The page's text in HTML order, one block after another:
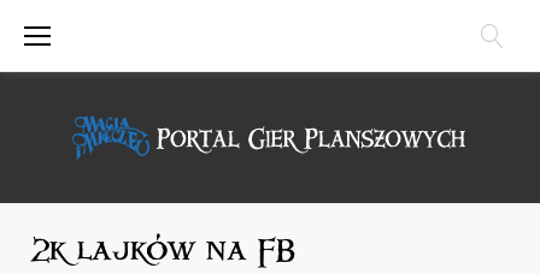
2k lajków na FB